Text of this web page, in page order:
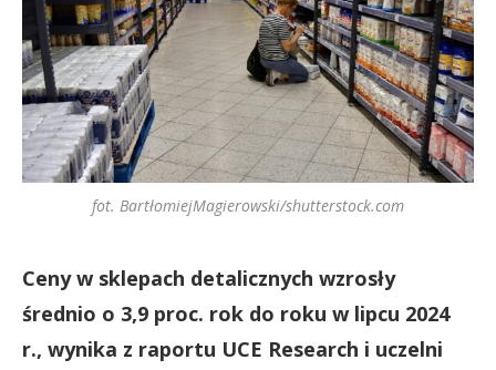
fot. BartłomiejMagierowski/shutterstock.com
Ceny w sklepach detalicznych wzrosły
średnio o 3,9 proc. rok do roku w lipcu 2024
r., wynika z raportu UCE Research i uczelni